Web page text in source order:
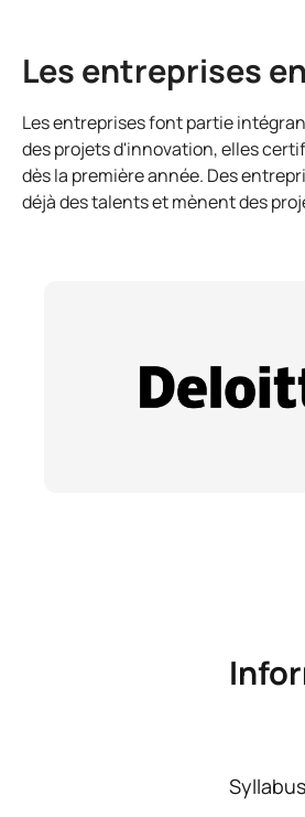
Les entreprises
Les entreprises font partie
des projets d'innovation, elles
dès la première année. Des
déjà des talents et mènent des
Syllabus